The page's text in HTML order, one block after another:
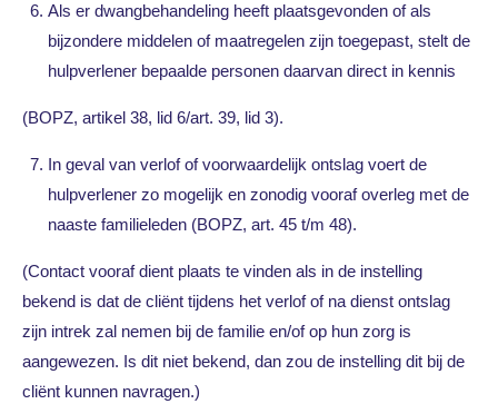
Als er dwangbehandeling heeft plaatsgevonden of als
bijzondere middelen of maatregelen zijn toegepast, stelt de
hulpverlener bepaalde personen daarvan direct in kennis
(BOPZ, artikel 38, lid 6/art. 39, lid 3).
In geval van verlof of voorwaardelijk ontslag voert de
hulpverlener zo mogelijk en zonodig vooraf overleg met de
naaste familieleden (BOPZ, art. 45 t/m 48).
(Contact vooraf dient plaats te vinden als in de instelling
bekend is dat de cliënt tijdens het verlof of na dienst ontslag
zijn intrek zal nemen bij de familie en/of op hun zorg is
aangewezen. Is dit niet bekend, dan zou de instelling dit bij de
cliënt kunnen navragen.)